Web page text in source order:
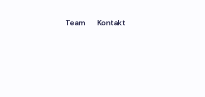
Team Kontakt